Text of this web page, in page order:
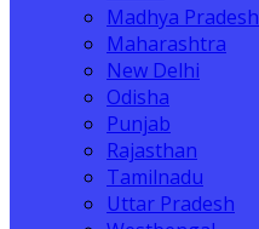
Madhya Pradesh
Maharashtra
New Delhi
Odisha
Punjab
Rajasthan
Tamilnadu
Uttar Pradesh